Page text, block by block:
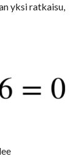
yksi ratkaisu,